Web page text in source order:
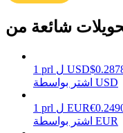
كيفية البقاء مربحة
يكسب
1 prl ل USD$
اشتر بواسطة USD
1 prl ل EUR€
اشتر بواسطة EUR